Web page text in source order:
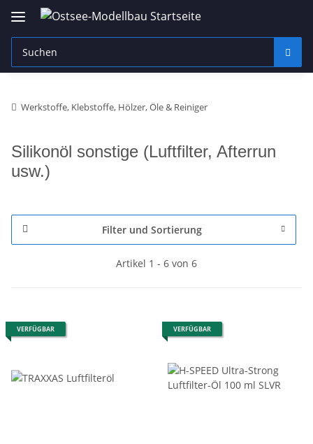
Werkstoffe, Klebstoffe, Hölzer, Öle & Reiniger
Silikonöl sonstige (Luftfilter, Afterrun
usw.)
Filter und Sortierung
Artikel 1 - 6 von 6
VERFÜGBAR VERFÜGBAR